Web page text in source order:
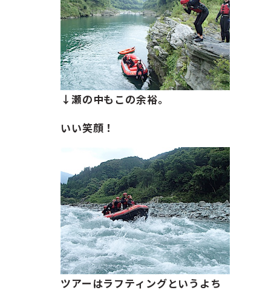
↓瀬の中もこの余裕。
いい笑顔！
ツアーはラフティングというよち